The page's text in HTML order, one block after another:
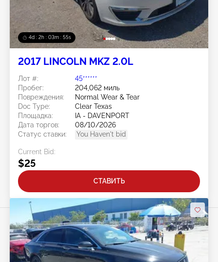
4d : 2h : 03m : 52s
2017 LINCOLN MKZ 2.0L
Лот #:
45******
Пробег:
204,062 миль
Повреждения:
Normal Wear & Tear
Doc Type:
Clear Texas
Площадка:
IA - DAVENPORT
Дата торгов:
08/10/2026
Статус ставки:
You Haven't bid
Current Bid:
$25
СТАВИТЬ